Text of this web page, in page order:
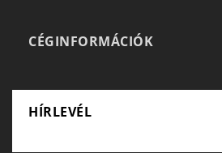
CÉGINFORMÁCIÓK
HÍRLEVÉL